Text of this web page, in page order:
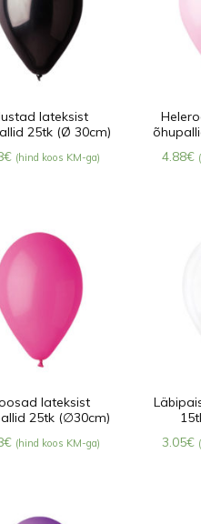
lateksist
25tk (Ø 30cm)
€ (hind koos KM-ga)
4.88€
lateksist
25tk (∅30cm)
€ (hind koos KM-ga)
3.05€